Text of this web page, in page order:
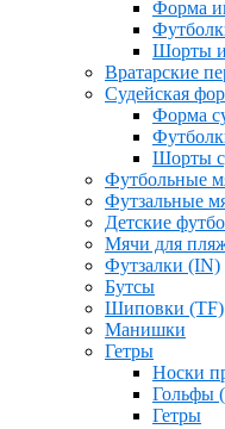
Форма
Шорты
Вратарские
Судейская
Форма
Шорты
Футбольные
Футзальные
Детские
Мячи для
Футзалки (IN)
Бутсы
Шиповки (TF)
Манишки
Гетры
Носки
Гольфы
Гетры